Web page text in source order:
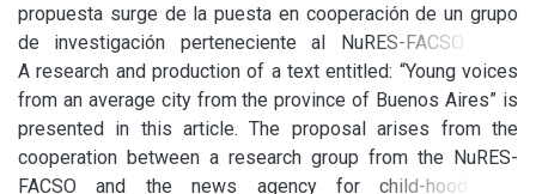
propuesta surge de la puesta en cooperación de un grupo
de investigación perteneciente al NuRES-FACSO y la
agencia de noticias para la niñez y la adolescencia, ZUM de
la Secretaría de Extensión de la FACSO. Proponemos, para
el presente estado de la investigación compartir la
problematiza-ción de unos primeros avances que permitan
identificar ejes y niveles de articulación entre la trayectoria
A research and production of a text entitled: “Young voices
from an average city from the province of Buenos Aires” is
presented in this article. The proposal arises from the
cooperation between a research group from the NuRES-
FACSO and the news agency for child-hood and